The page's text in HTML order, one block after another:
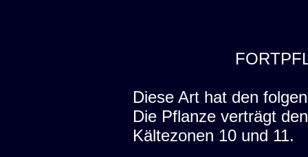
Diese Art hat den
Die Pflanze verträgt
Kältezonen 10 und 11.